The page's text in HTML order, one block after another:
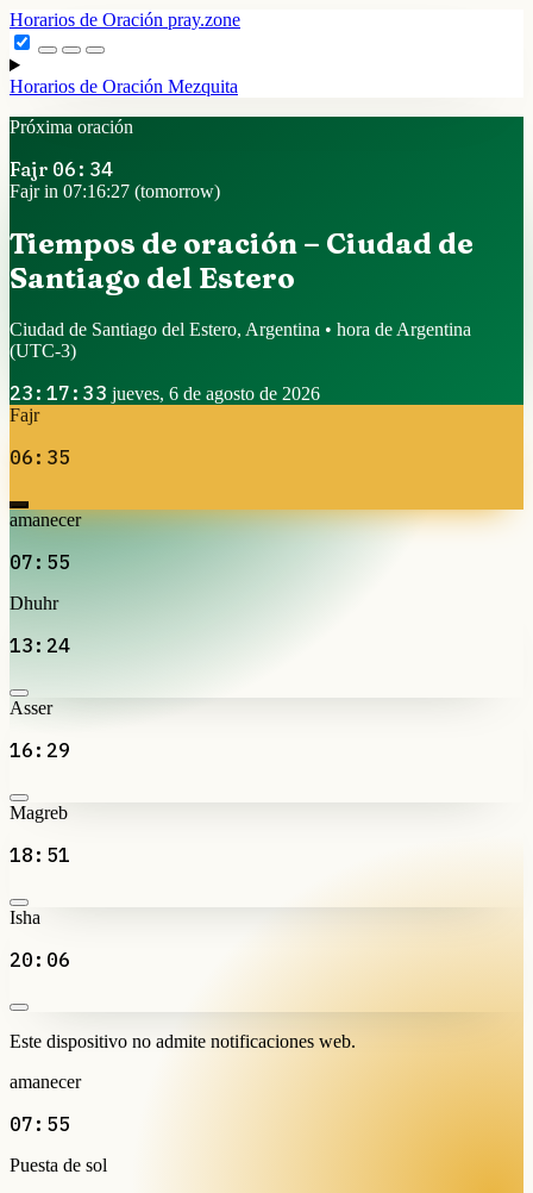
Horarios de Oración pray.zone
Horarios de Oración Mezquita
Próxima oración
Fajr 06:34
Fajr in 07:16:27 (tomorrow)
Tiempos de oración – Ciudad de
Santiago del Estero
Ciudad de Santiago del Estero, Argentina • hora de Argentina
(UTC-3)
23:17:33 jueves, 6 de agosto de 2026
Fajr
06:35
amanecer
07:55
Dhuhr
13:24
Asser
16:29
Magreb
18:51
Isha
20:06
Este dispositivo no admite notificaciones web.
amanecer
07:55
Puesta de sol